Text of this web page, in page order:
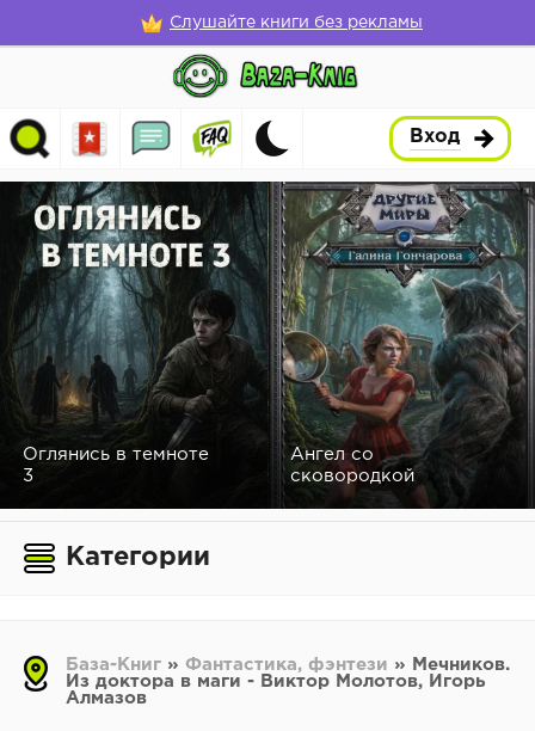
Слушайте книги без рекламы
Вход
Оглянись в темноте
3
Ангел со
сковородкой
Категории
База-Книг » Фантастика, фэнтези » Мечников.
Из доктора в маги - Виктор Молотов, Игорь
Алмазов